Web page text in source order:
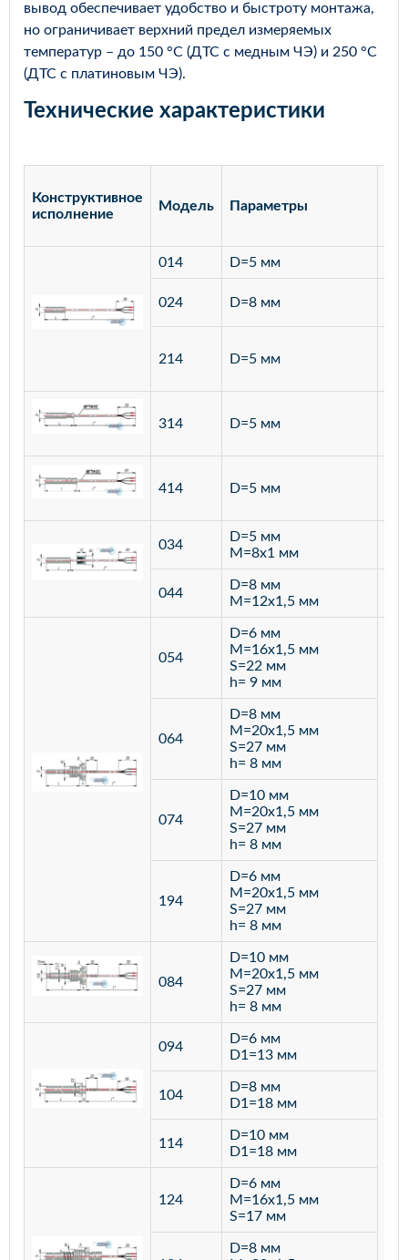
вывод обеспечивает удобство и быстроту монтажа,
но ограничивает верхний предел измеряемых
температур – до 150 °С (ДТС с медным ЧЭ) и 250 °С
(ДТС с платиновым ЧЭ).
Технические характеристики
Конструктивное
исполнение
Модель Параметры
014 D=5 мм
024 D=8 мм
214 D=5 мм
314 D=5 мм
414 D=5 мм
034
D=5 мм
M=8х1 мм
044
D=8 мм
M=12х1,5 мм
054
D=6 мм
M=16х1,5 мм
S=22 мм
h= 9 мм
064
D=8 мм
M=20х1,5 мм
S=27 мм
h= 8 мм
074
D=10 мм
M=20х1,5 мм
S=27 мм
h= 8 мм
194
D=6 мм
M=20х1,5 мм
S=27 мм
h= 8 мм
084
D=10 мм
M=20х1,5 мм
S=27 мм
h= 8 мм
094
D=6 мм
D1=13 мм
104
D=8 мм
D1=18 мм
114
D=10 мм
D1=18 мм
124
D=6 мм
M=16х1,5 мм
S=17 мм
D=8 мм